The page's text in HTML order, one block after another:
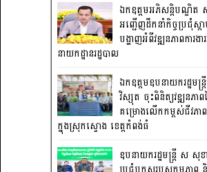
ឯកឧត្តមអភិសន្តិបណ្ឌិត
អញ្ជើញដឹកនាំកិច្ចប្រជុំស្តា
បង្ហាញអំពីវឌ្ឍនភាពការង
នាយកដ្ឋានរដ្ឋបាល
ឯកឧត្តមឧបនាយករដ្ឋមន្រ្តី
វិស្សុត ចុះពិនិត្យវឌ្ឍនភាព
គម្រោងលើកកម្ពស់ជីវភា
ក្នុងស្រុកស្ទោង ខេត្តកំពង់ធំ
ឧបនាយករដ្ឋមន្ត្រី ស សុខ